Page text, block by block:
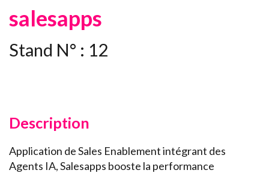
salesapps
Stand N° : 12
Description
Application de Sales Enablement intégrant des
Agents IA, Salesapps booste la performance